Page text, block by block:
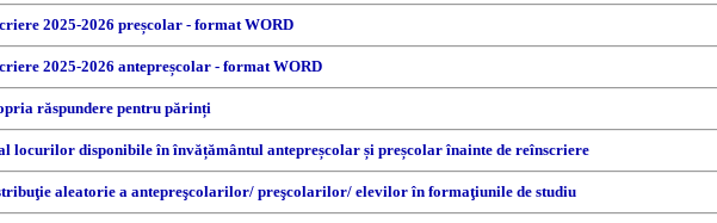
2025-2026 preșcolar - format WORD
2025-2026 antepreșcolar - format WORD
răspundere pentru părinți
locurilor disponibile în învățământul antepreșcolar și preșcolar înainte de reînscriere
aleatorie a antepreşcolarilor/ preşcolarilor/ elevilor în formaţiunile de studiu